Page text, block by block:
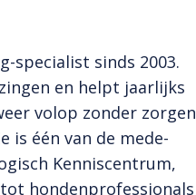
specialist sinds 2003.
en helpt jaarlijks
volop zonder zorgen
is één van de mede-
Kenniscentrum,
hondenprofessionals